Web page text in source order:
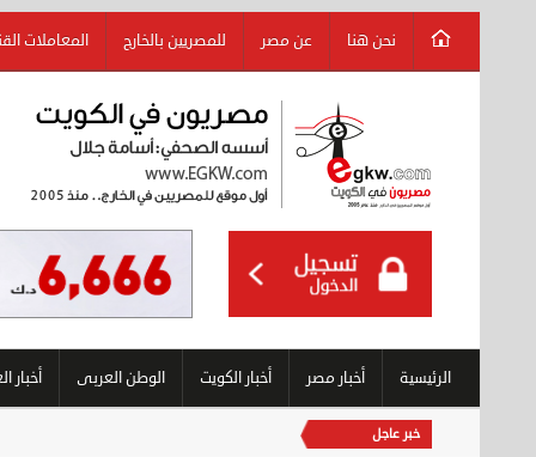
نحن هنا عن مصر للمصريين بالخارج المعاملات
الرئيسية أخبار مصر أخبار الكويت الوطن العربى أخبار
خبر عاجل